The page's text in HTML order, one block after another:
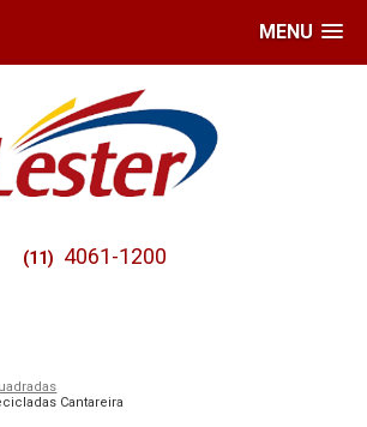
MENU
(11) 4061-1200
Cantareira